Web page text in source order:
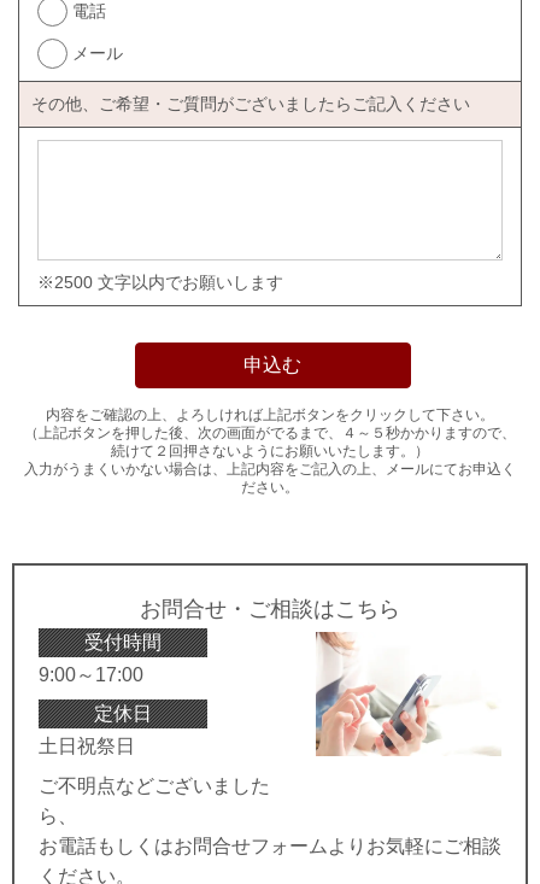
電話
メール
その他、ご希望・ご質問がございましたらご記入ください
※2500 文字以内でお願いします
内容をご確認の上、よろしければ上記ボタンをクリックして下さい。
（上記ボタンを押した後、次の画面がでるまで、４～５秒かかりますので、
続けて２回押さないようにお願いいたします。）
入力がうまくいかない場合は、上記内容をご記入の上、メールにてお申込く
ださい。
お問合せ・ご相談はこちら
受付時間
9:00～17:00
定休日
土日祝祭日
ご不明点などございました
ら、
お電話もしくはお問合せフォームよりお気軽にご相談
ください。